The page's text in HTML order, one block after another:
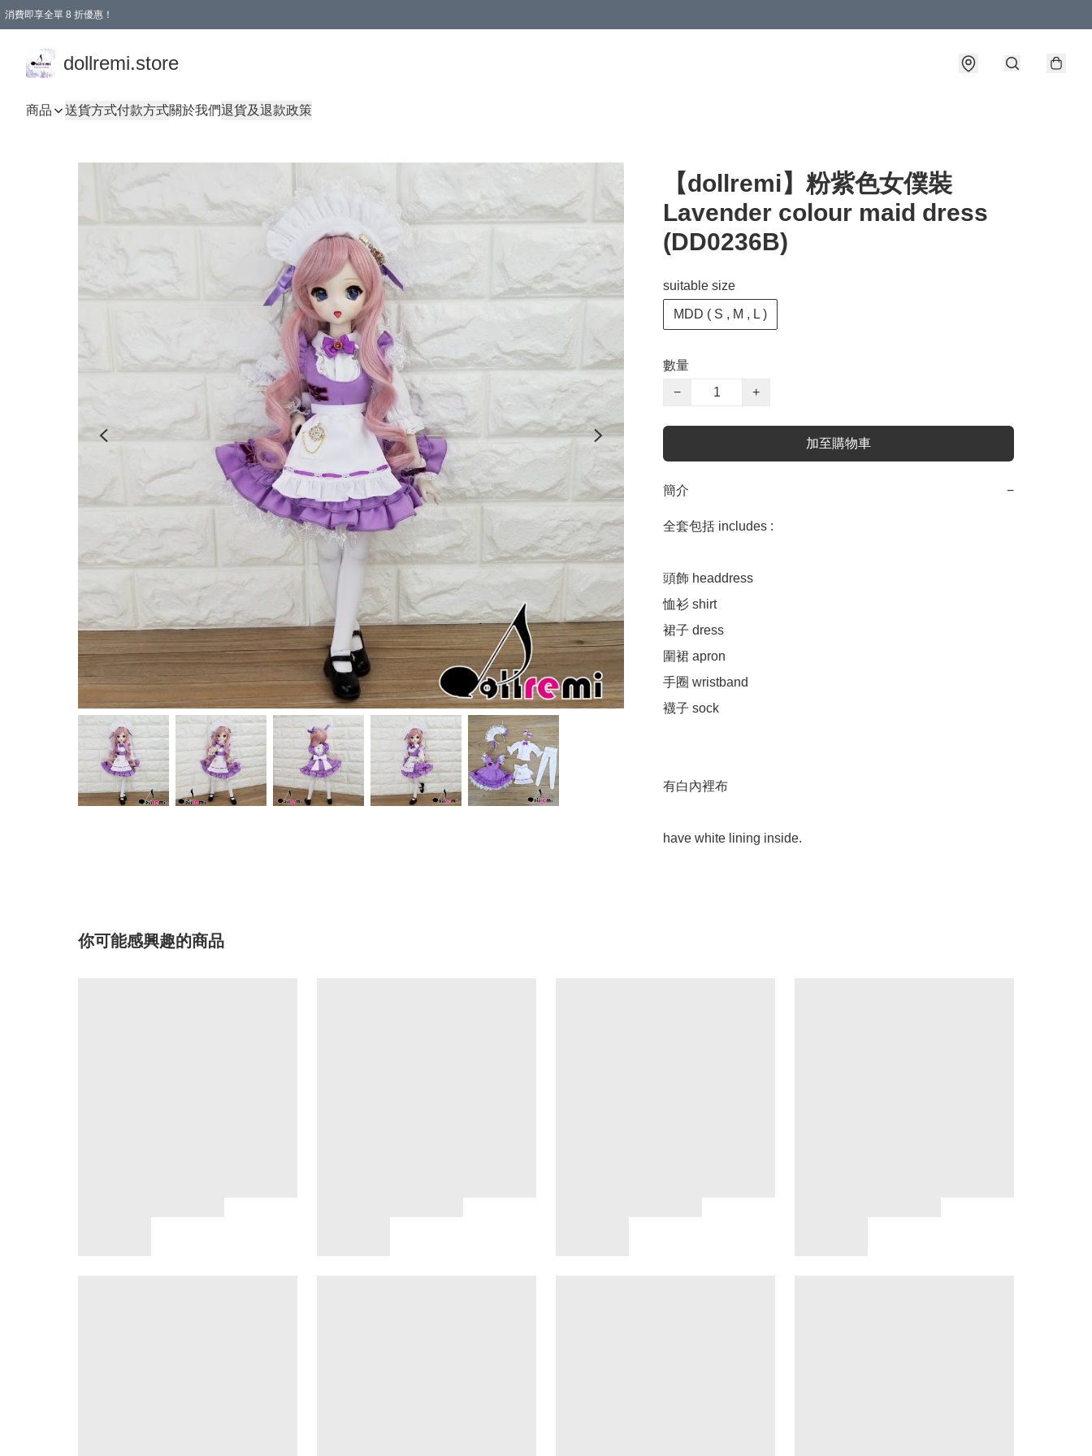
消費即享全單 8 折優惠！
dollremi.store
商品 送貨方式付款方式關於我們退貨及退款政策
【dollremi】粉紫色女僕裝
Lavender colour maid dress
(DD0236B)
suitable size
MDD ( S , M , L )
數量
−
+
加至購物車
簡介 −
全套包括 includes :
頭飾 headdress
恤衫 shirt
裙子 dress
圍裙 apron
手圈 wristband
襪子 sock
有白內裡布
have white lining inside.
你可能感興趣的商品